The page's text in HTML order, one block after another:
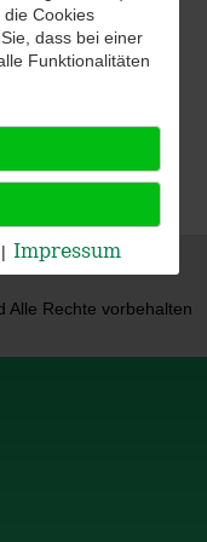
Alle Rechte vorbehalten
Cookies
dass bei einer
Funktionalitäten
| Impressum